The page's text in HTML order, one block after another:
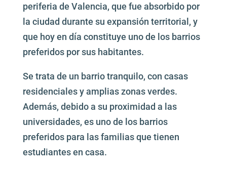
periferia de Valencia, que fue absorbido por
la ciudad durante su expansión territorial, y
que hoy en día constituye uno de los barrios
preferidos por sus habitantes.
Se trata de un barrio tranquilo, con casas
residenciales y amplias zonas verdes.
Además, debido a su proximidad a las
universidades, es uno de los barrios
preferidos para las familias que tienen
estudiantes en casa.